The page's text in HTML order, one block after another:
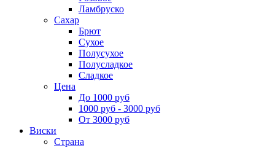
Ламбруско
Сахар
Брют
Сухое
Полусухое
Полусладкое
Сладкое
Цена
До 1000 руб
1000 руб - 3000 руб
От 3000 руб
Виски
Страна